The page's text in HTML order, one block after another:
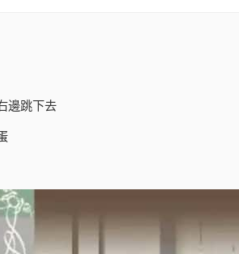
邊跳下去